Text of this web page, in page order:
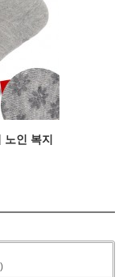
인 복지